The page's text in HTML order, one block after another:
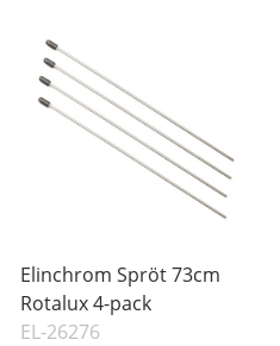
Elinchrom Spröt 73cm
Rotalux 4-pack
EL-26276